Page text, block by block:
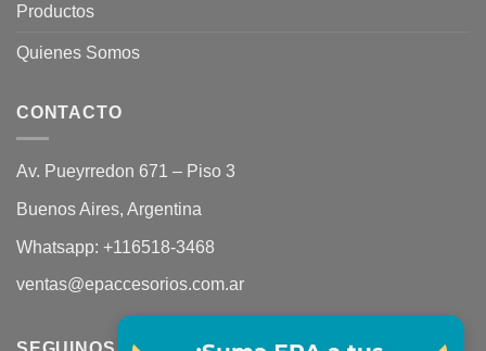
Productos
Quienes Somos
CONTACTO
Av. Pueyrredon 671 – Piso 3
Buenos Aires, Argentina
Whatsapp: +116518-3468
ventas@epaccesorios.com.ar